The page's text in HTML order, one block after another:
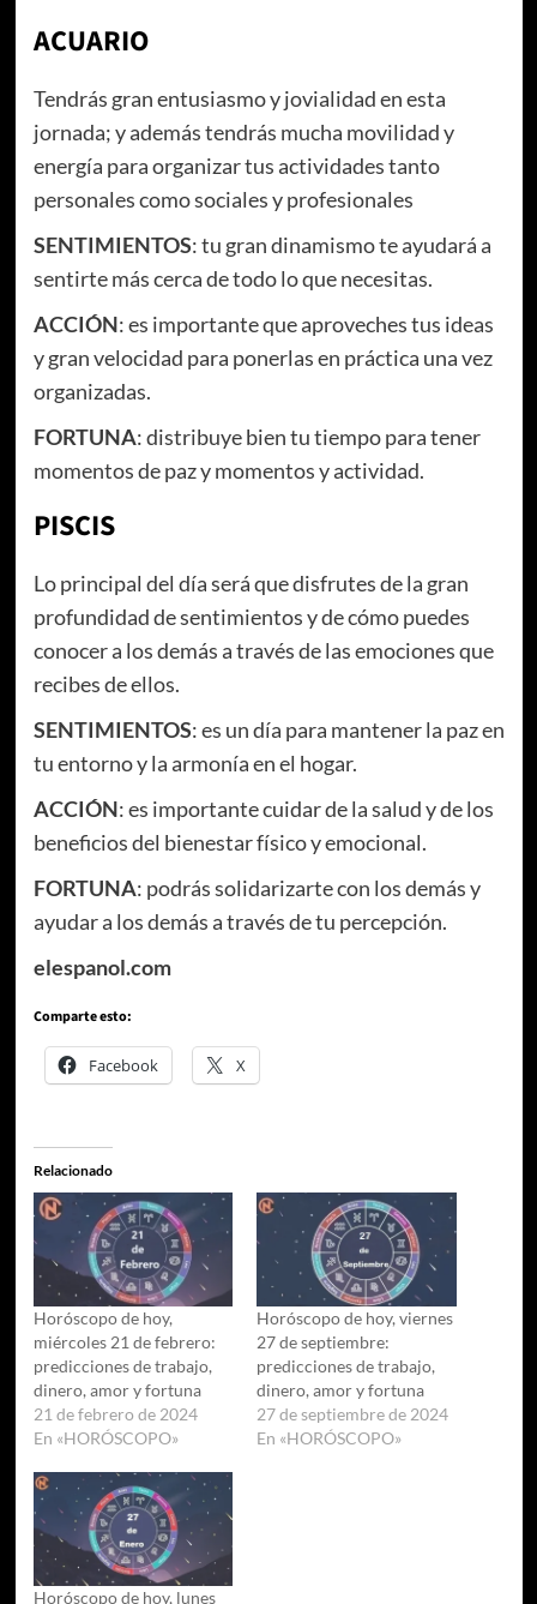
ACUARIO
Tendrás gran entusiasmo y jovialidad en esta
jornada; y además tendrás mucha movilidad y
energía para organizar tus actividades tanto
personales como sociales y profesionales
SENTIMIENTOS: tu gran dinamismo te ayudará a
sentirte más cerca de todo lo que necesitas.
ACCIÓN: es importante que aproveches tus ideas
y gran velocidad para ponerlas en práctica una vez
organizadas.
FORTUNA: distribuye bien tu tiempo para tener
momentos de paz y momentos y actividad.
PISCIS
Lo principal del día será que disfrutes de la gran
profundidad de sentimientos y de cómo puedes
conocer a los demás a través de las emociones que
recibes de ellos.
SENTIMIENTOS: es un día para mantener la paz en
tu entorno y la armonía en el hogar.
ACCIÓN: es importante cuidar de la salud y de los
beneficios del bienestar físico y emocional.
FORTUNA: podrás solidarizarte con los demás y
ayudar a los demás a través de tu percepción.
elespanol.com
Comparte esto:
Facebook X
Relacionado
Horóscopo de hoy,
miércoles 21 de febrero:
predicciones de trabajo,
dinero, amor y fortuna
21 de febrero de 2024
En «HORÓSCOPO»
Horóscopo de hoy, viernes
27 de septiembre:
predicciones de trabajo,
dinero, amor y fortuna
27 de septiembre de 2024
En «HORÓSCOPO»
Horóscopo de hoy, lunes